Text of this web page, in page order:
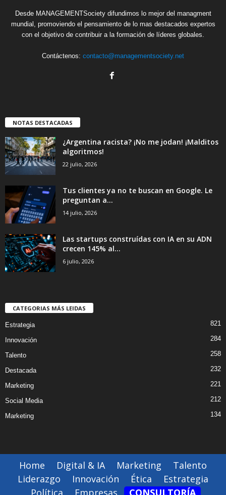
Desde MANAGEMENTSociety difundimos lo mejor del managment
mundial, promoviendo el pensamiento de lo mas destacados expertos
con el objetivo de contribuir a la formación de líderes globales.
Contáctenos: contacto@managementsociety.net
NOTAS DESTACADAS
¿Argentina racista? ¡No me jodan! ¡Malditos
algoritmos!
22 julio, 2026
Tus clientes ya no te buscan en Google. Le
preguntan a...
14 julio, 2026
Las startups construídas con IA en su ADN
crecen 145% al...
6 julio, 2026
CATEGORIAS MÁS LEIDAS
Estrategia 821
Innovación 284
Talento 258
Destacada 232
Marketing 221
Social Media 212
Marketing 134
Home Digital & IA Marketing
Talento
Liderazgo
Innovación Ética
Estrategia